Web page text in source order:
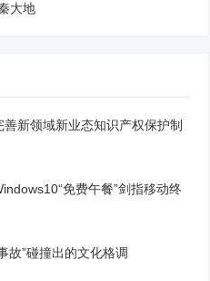
大地
善新领域新业态知识产权保护制
免费午餐”剑指移动终
故”碰撞出的文化格调